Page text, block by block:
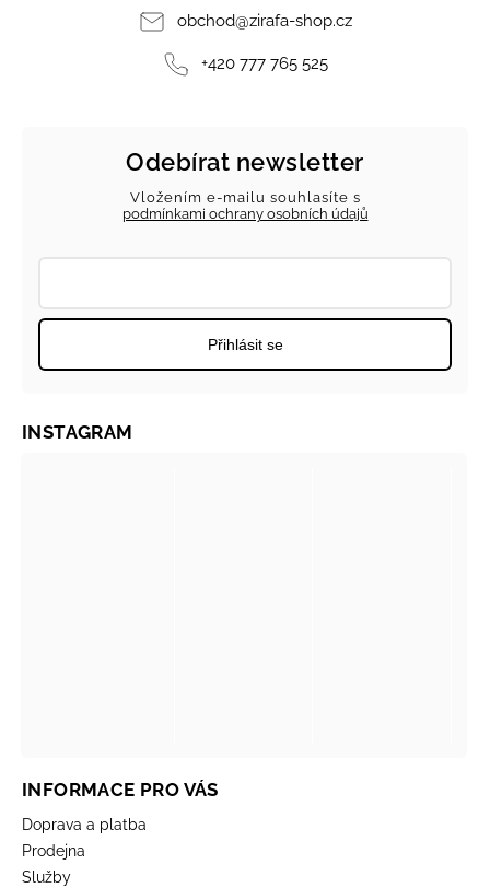
obchod@zirafa-shop.cz
+420 777 765 525
Odebírat newsletter
Vložením e-mailu souhlasíte s
podmínkami ochrany osobních údajů
Přihlásit se
INFORMACE PRO VÁS
Doprava a platba
Prodejna
Služby
INSTAGRAM